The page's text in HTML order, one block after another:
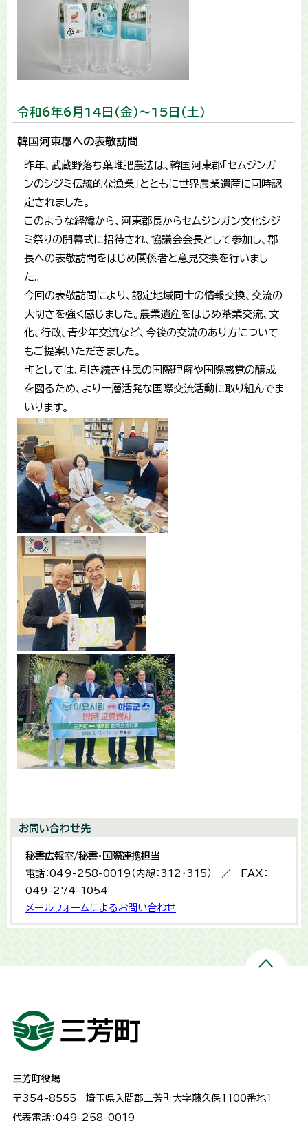
令和6年6月14日（金）～15日（土）
韓国河東郡への表敬訪問
昨年、武蔵野落ち葉堆肥農法は、韓国河東郡「セムジンガ
ンのシジミ伝統的な漁業」とともに世界農業遺産に同時認
定されました。
このような経緯から、河東郡長からセムジンガン文化シジ
ミ祭りの開幕式に招待され、協議会会長として参加し、郡
長への表敬訪問をはじめ関係者と意見交換を行いまし
た。
今回の表敬訪問により、認定地域同士の情報交換、交流の
大切さを強く感じました。農業遺産をはじめ茶業交流、文
化、行政、青少年交流など、今後の交流のあり方について
もご提案いただきました。
町としては、引き続き住民の国際理解や国際感覚の醸成
を図るため、より一層活発な国際交流活動に取り組んでま
いります。
お問い合わせ先
秘書広報室/秘書・国際連携担当
電話：049-258-0019（内線：312・315） ／ FAX：
049-274-1054
メールフォームによるお問い合わせ
三芳町役場
〒354-8555 埼玉県入間郡三芳町大字藤久保1100番地１
代表電話：049-258-0019